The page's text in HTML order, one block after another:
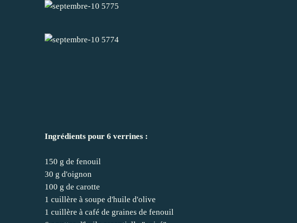
Ingrédients pour 6 verrines :
150 g de fenouil
30 g d'oignon
100 g de carotte
1 cuillère à soupe d'huile d'olive
1 cuillère à café de graines de fenouil